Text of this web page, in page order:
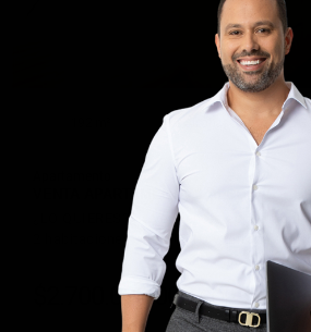
2
VENTA APARTAMENTO 2 ALCOBAS +
¿LO QUIERES? 🌅 Vendemos
2 habitaciones + ESTUDIO y terraza
$2.700.000.000COP